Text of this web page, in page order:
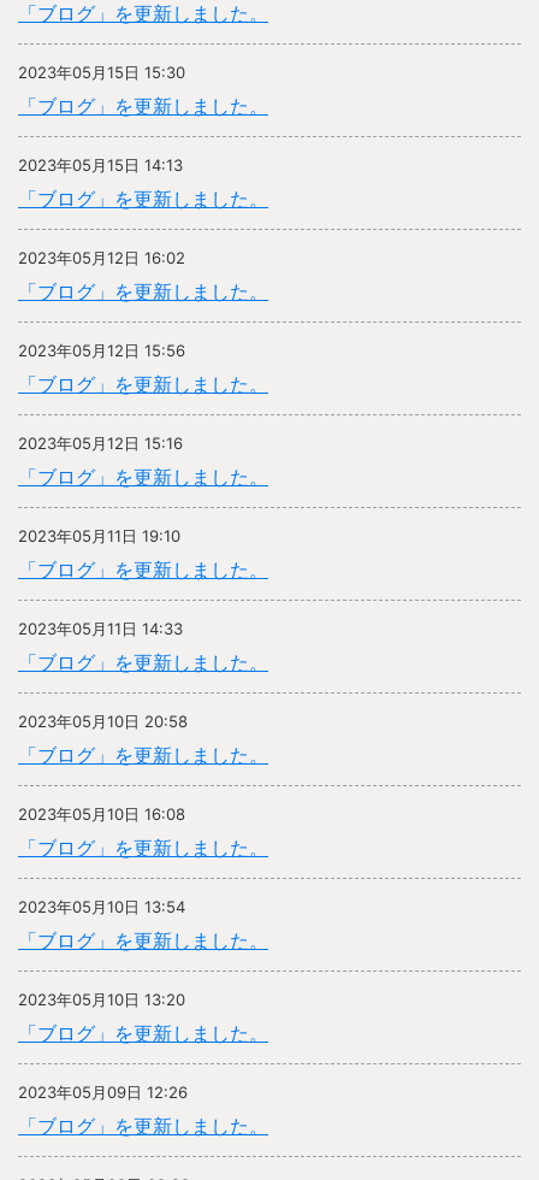
「ブログ」を更新しました。
2023年05月15日 15:30
「ブログ」を更新しました。
2023年05月15日 14:13
「ブログ」を更新しました。
2023年05月12日 16:02
「ブログ」を更新しました。
2023年05月12日 15:56
「ブログ」を更新しました。
2023年05月12日 15:16
「ブログ」を更新しました。
2023年05月11日 19:10
「ブログ」を更新しました。
2023年05月11日 14:33
「ブログ」を更新しました。
2023年05月10日 20:58
「ブログ」を更新しました。
2023年05月10日 16:08
「ブログ」を更新しました。
2023年05月10日 13:54
「ブログ」を更新しました。
2023年05月10日 13:20
「ブログ」を更新しました。
2023年05月09日 12:26
「ブログ」を更新しました。